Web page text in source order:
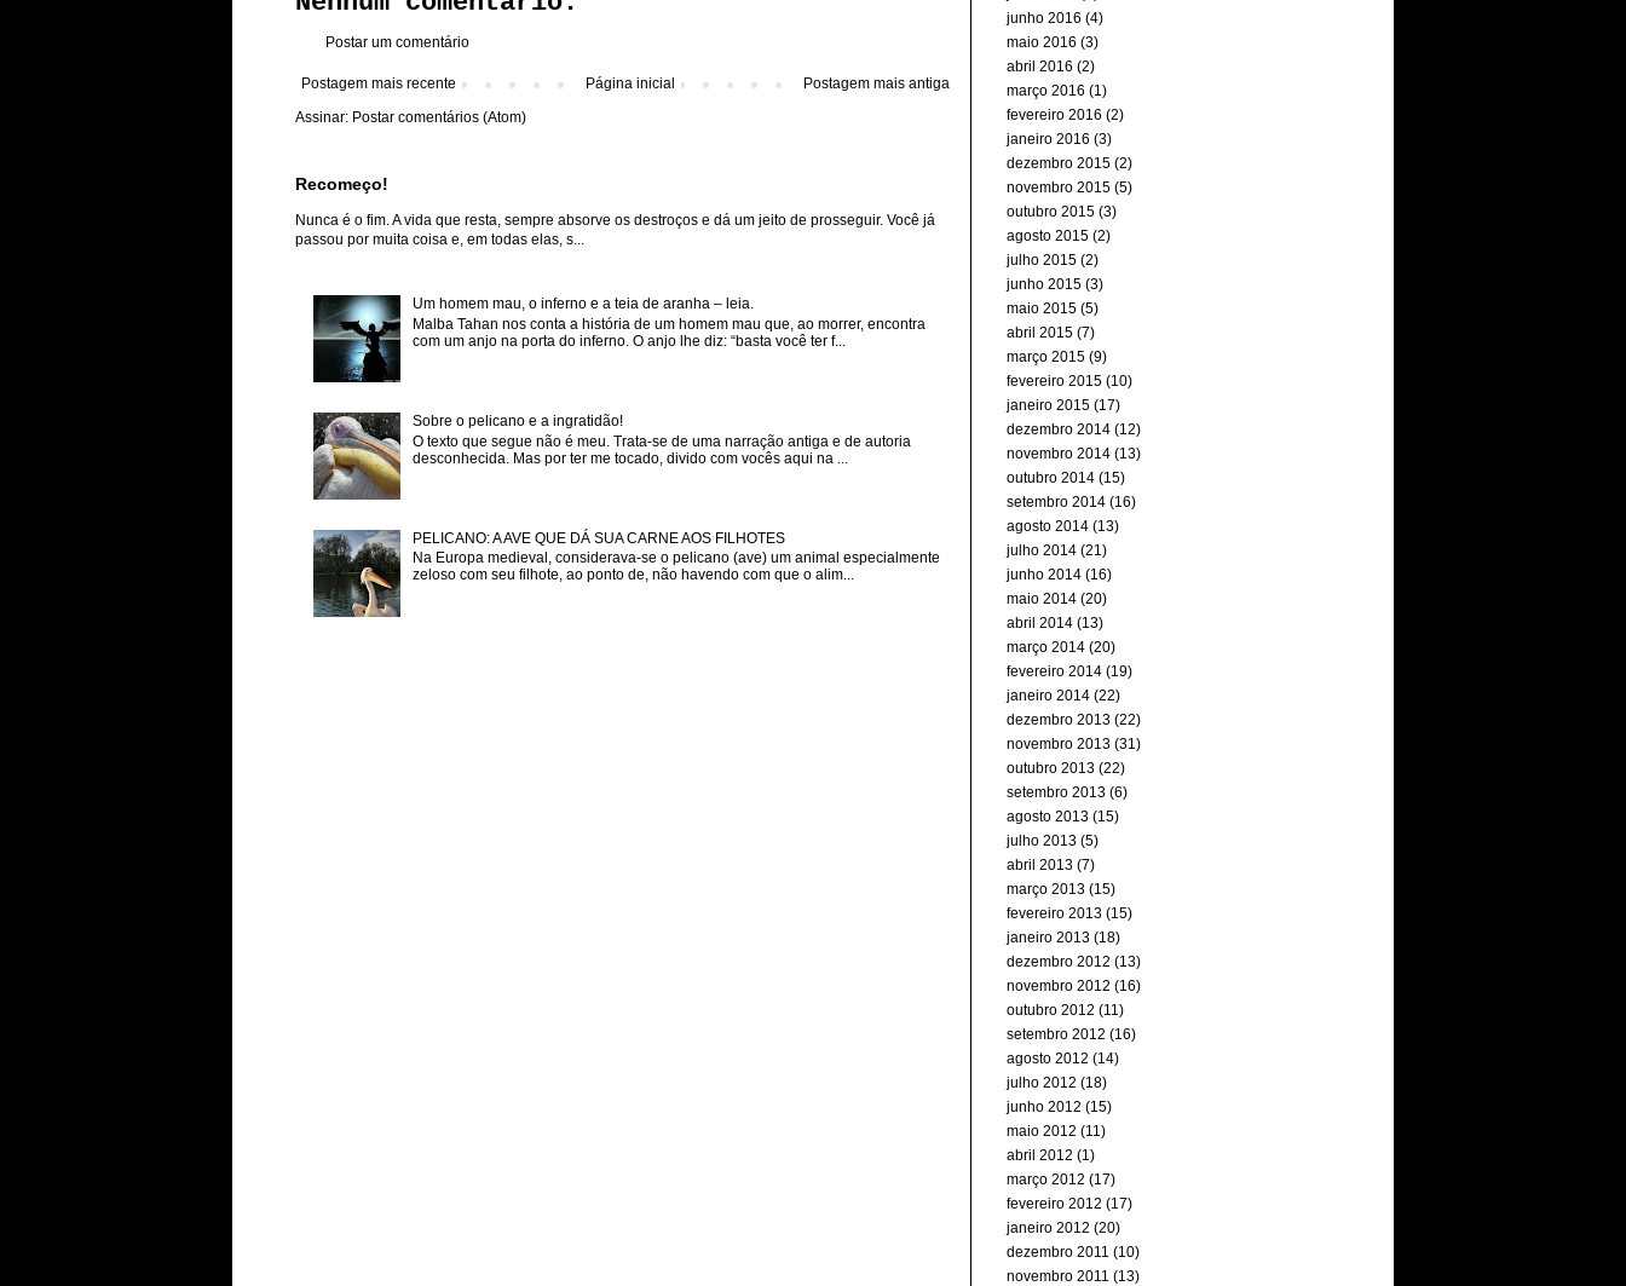
Postar um comentário
Postagem mais recente Postagem mais antiga
Página inicial
Assinar: Postar comentários (Atom)
Recomeço!
Nunca é o fim. A vida que resta, sempre absorve os destroços e dá um jeito de prosseguir. Você já
passou por muita coisa e, em todas elas, s...
Um homem mau, o inferno e a teia de aranha – leia.
Malba Tahan nos conta a história de um homem mau que, ao morrer, encontra
com um anjo na porta do inferno. O anjo lhe diz: “basta você ter f...
Sobre o pelicano e a ingratidão!
O texto que segue não é meu. Trata-se de uma narração antiga e de autoria
desconhecida. Mas por ter me tocado, divido com vocês aqui na ...
PELICANO: A AVE QUE DÁ SUA CARNE AOS FILHOTES
Na Europa medieval, considerava-se o pelicano (ave) um animal especialmente
zeloso com seu filhote, ao ponto de, não havendo com que o alim...
junho 2016 (4)
maio 2016 (3)
abril 2016 (2)
março 2016 (1)
fevereiro 2016 (2)
janeiro 2016 (3)
dezembro 2015 (2)
novembro 2015 (5)
outubro 2015 (3)
agosto 2015 (2)
julho 2015 (2)
junho 2015 (3)
maio 2015 (5)
abril 2015 (7)
março 2015 (9)
fevereiro 2015 (10)
janeiro 2015 (17)
dezembro 2014 (12)
novembro 2014 (13)
outubro 2014 (15)
setembro 2014 (16)
agosto 2014 (13)
julho 2014 (21)
junho 2014 (16)
maio 2014 (20)
abril 2014 (13)
março 2014 (20)
fevereiro 2014 (19)
janeiro 2014 (22)
dezembro 2013 (22)
novembro 2013 (31)
outubro 2013 (22)
setembro 2013 (6)
agosto 2013 (15)
julho 2013 (5)
abril 2013 (7)
março 2013 (15)
fevereiro 2013 (15)
janeiro 2013 (18)
dezembro 2012 (13)
novembro 2012 (16)
outubro 2012 (11)
setembro 2012 (16)
agosto 2012 (14)
julho 2012 (18)
junho 2012 (15)
maio 2012 (11)
abril 2012 (1)
março 2012 (17)
fevereiro 2012 (17)
janeiro 2012 (20)
dezembro 2011 (10)
novembro 2011 (13)